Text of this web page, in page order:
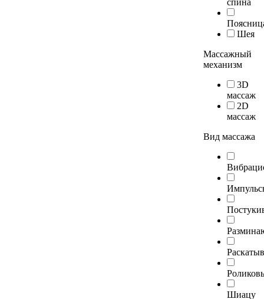
спина
Шея
Массажный
механизм
3D
массаж
2D
массаж
Вид массажа
Шиацу